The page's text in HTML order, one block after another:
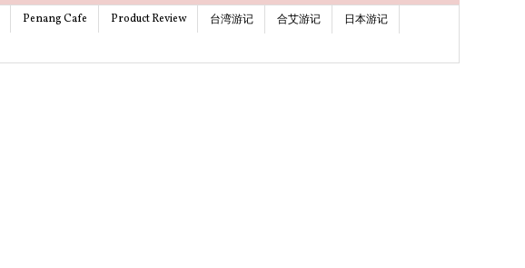
Penang Cafe Product Review 台湾游记 合艾游记
日本游记